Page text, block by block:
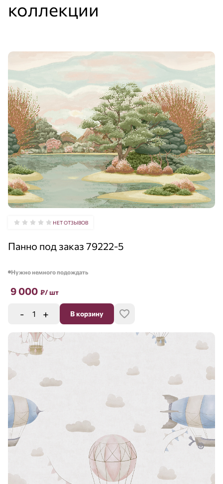
коллекции
НЕТ ОТЗЫВОВ
Панно под заказ 79222-5
Нужно немного подождать
9 000 ₽/ шт
- + В корзину